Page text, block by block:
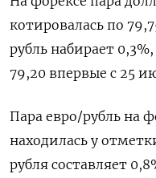
котировалась по
рубль набирает
79,20 впервые с 25
Пара евро/рубль на
находилась у
рубля составляет